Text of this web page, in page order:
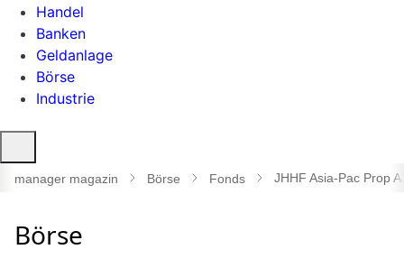
Handel
Banken
Geldanlage
Börse
Industrie
öffnen
manager magazin Börse Fonds JHHF Asia-Pac Prop